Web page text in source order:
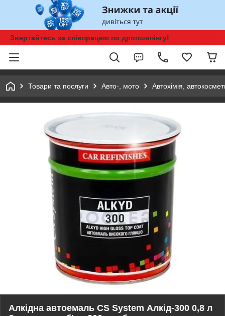
Звертайтесь за співпрацею по дропшипінгу!
Товари та послуги Авто-, мото Автохімія,
Алкідна автоемаль CS System Алкід-300 0,8 л